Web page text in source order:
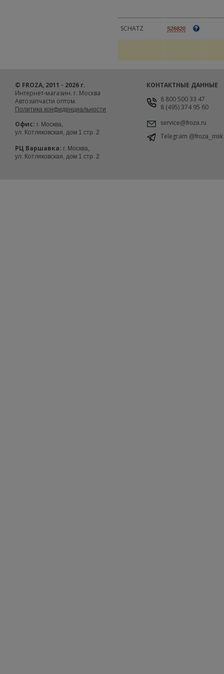
SCHATZ S26820
© FROZA, 2011 - 2026 г.
Интернет-магазин. г. Москва
Автозапчасти оптом.
Политика конфиденциальности
Офис: г. Москва,
ул. Котляковская, дом 1 стр. 2
РЦ Варшавка: г. Москва,
ул. Котляковская, дом 1 стр. 2
КОНТАКТНЫЕ ДАННЫЕ
8 800 500 33 47
8 (495) 374 95 60
service@froza.ru
Telegram @froza_msk